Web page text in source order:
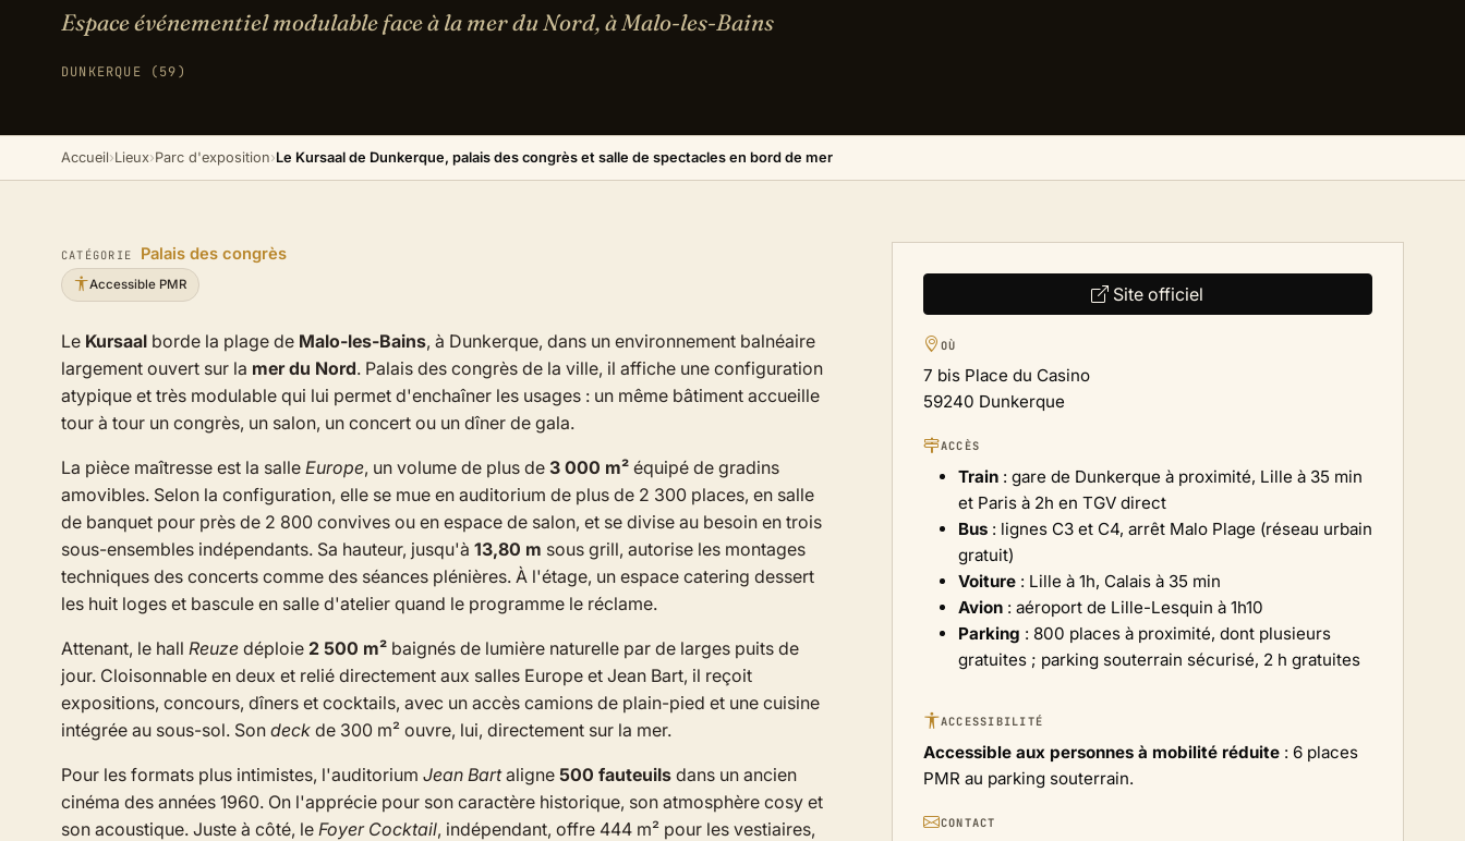
Espace événementiel modulable face à la mer du Nord, à Malo-les-Bains
DUNKERQUE (59)
Accueil›Lieux›Parc d'exposition›Le Kursaal de Dunkerque, palais des congrès et salle de spectacles en bord de mer
CATÉGORIE Palais des congrès
Accessible PMR
Le Kursaal borde la plage de Malo-les-Bains, à Dunkerque, dans un environnement balnéaire
largement ouvert sur la mer du Nord. Palais des congrès de la ville, il affiche une configuration
atypique et très modulable qui lui permet d'enchaîner les usages : un même bâtiment accueille
tour à tour un congrès, un salon, un concert ou un dîner de gala.
La pièce maîtresse est la salle Europe, un volume de plus de 3 000 m² équipé de gradins
amovibles. Selon la configuration, elle se mue en auditorium de plus de 2 300 places, en salle
de banquet pour près de 2 800 convives ou en espace de salon, et se divise au besoin en trois
sous-ensembles indépendants. Sa hauteur, jusqu'à 13,80 m sous grill, autorise les montages
techniques des concerts comme des séances plénières. À l'étage, un espace catering dessert
les huit loges et bascule en salle d'atelier quand le programme le réclame.
Attenant, le hall Reuze déploie 2 500 m² baignés de lumière naturelle par de larges puits de
jour. Cloisonnable en deux et relié directement aux salles Europe et Jean Bart, il reçoit
expositions, concours, dîners et cocktails, avec un accès camions de plain-pied et une cuisine
intégrée au sous-sol. Son deck de 300 m² ouvre, lui, directement sur la mer.
Pour les formats plus intimistes, l'auditorium Jean Bartaligne 500 fauteuils dans un ancien
cinéma des années 1960. On l'apprécie pour son caractère historique, son atmosphère cosy et
son acoustique. Juste à côté, le Foyer Cocktail, indépendant, offre 444 m² pour les vestiaires,
Site officiel
OÙ
7 bis Place du Casino
59240 Dunkerque
ACCÈS
Train: gare de Dunkerque à proximité, Lille à 35 min
et Paris à 2h en TGV direct
Bus: lignes C3 et C4, arrêt Malo Plage (réseau urbain
gratuit)
Voiture: Lille à 1h, Calais à 35 min
Avion: aéroport de Lille-Lesquin à 1h10
Parking : 800 places à proximité, dont plusieurs
gratuites ; parking souterrain sécurisé, 2 h gratuites
ACCESSIBILITÉ
Accessible aux personnes à mobilité réduite: 6 places
PMR au parking souterrain.
CONTACT